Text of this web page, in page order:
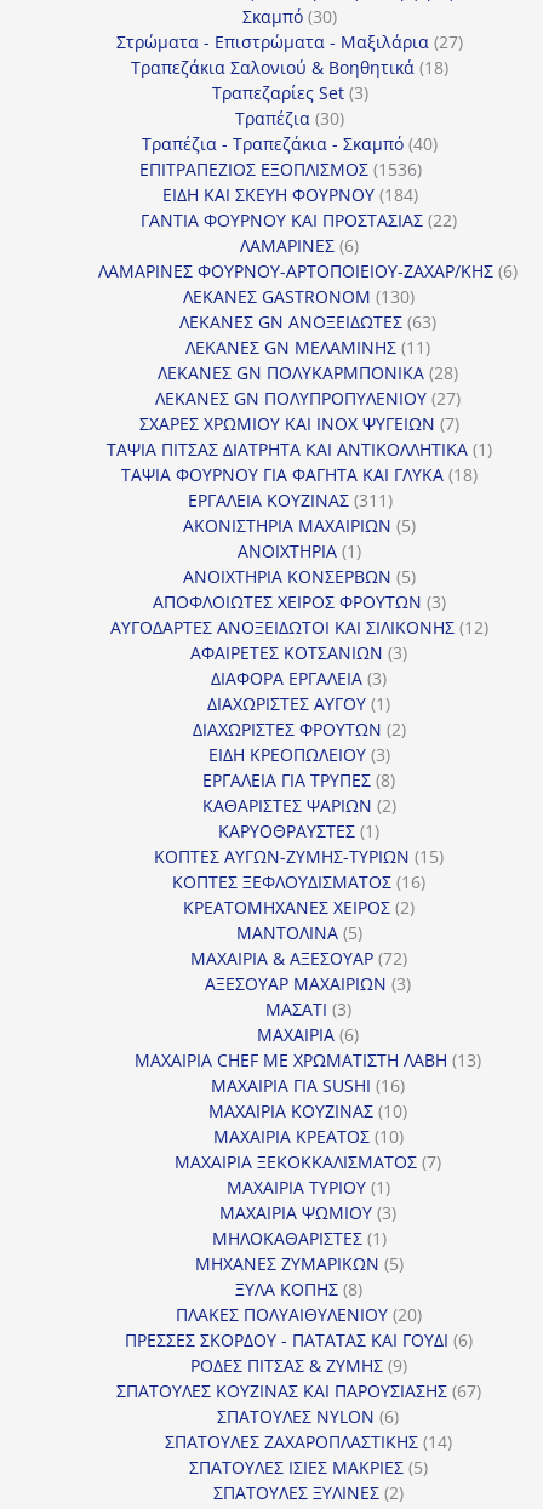
Σκαμπό 3030
προϊόντα
Στρώματα - Επιστρώματα - Μαξιλάρια 2727
Τραπεζάκια Σαλονιού & Βοηθητικά 1818
Τραπεζαρίες Set 33
Τραπέζια 3030
προϊόντα
Τραπέζια - Τραπεζάκια - Σκαμπό 4040
ΕΠΙΤΡΑΠΕΖΙΟΣ ΕΞΟΠΛΙΣΜΟΣ 15361536
προϊόντα
ΕΙΔΗ ΚΑΙ ΣΚΕΥΗ ΦΟΥΡΝΟΥ 184184
προϊόντα
ΓΑΝΤΙΑ ΦΟΥΡΝΟΥ ΚΑΙ ΠΡΟΣΤΑΣΙΑΣ 2222
ΛΑΜΑΡΙΝΕΣ 66
προϊόντα
ΛΑΜΑΡΙΝΕΣ ΦΟΥΡΝΟΥ-ΑΡΤΟΠΟΙΕΙΟΥ-ΖΑΧΑΡ/ΚΗΣ 66
ΛΕΚΑΝΕΣ GASTRONOM 130130
προϊόντα
ΛΕΚΑΝΕΣ GN ΑΝΟΞΕΙΔΩΤΕΣ 6363
ΛΕΚΑΝΕΣ GN ΜΕΛΑΜΙΝΗΣ 1111
προϊόντα
ΛΕΚΑΝΕΣ GN ΠΟΛΥΚΑΡΜΠΟΝΙΚΑ 2828
προϊόντα
ΛΕΚΑΝΕΣ GN ΠΟΛΥΠΡΟΠΥΛΕΝΙΟΥ 2727
προϊόντα
ΣΧΑΡΕΣ ΧΡΩΜΙΟΥ ΚΑΙ INOX ΨΥΓΕΙΩΝ 77
προϊόντα
ΤΑΨΙΑ ΠΙΤΣΑΣ ΔΙΑΤΡΗΤΑ ΚΑΙ ΑΝΤΙΚΟΛΛΗΤΙΚΑ 11
ΤΑΨΙΑ ΦΟΥΡΝΟΥ ΓΙΑ ΦΑΓΗΤΑ ΚΑΙ ΓΛΥΚΑ 1818
ΕΡΓΑΛΕΙΑ ΚΟΥΖΙΝΑΣ 311311
προϊόντα
ΑΚΟΝΙΣΤΗΡΙΑ ΜΑΧΑΙΡΙΩΝ 55
ΑΝΟΙΧΤΗΡΙΑ 11
προϊόν
ΑΝΟΙΧΤΗΡΙΑ ΚΟΝΣΕΡΒΩΝ 55
προϊόντα
ΑΠΟΦΛΟΙΩΤΕΣ ΧΕΙΡΟΣ ΦΡΟΥΤΩΝ 33
προϊόντα
ΑΥΓΟΔΑΡΤΕΣ ΑΝΟΞΕΙΔΩΤΟΙ ΚΑΙ ΣΙΛΙΚΟΝΗΣ 1212
ΑΦΑΙΡΕΤΕΣ ΚΟΤΣΑΝΙΩΝ 33
ΔΙΑΦΟΡΑ ΕΡΓΑΛΕΙΑ 33
προϊόντα
ΔΙΑΧΩΡΙΣΤΕΣ ΑΥΓΟΥ 11
προϊόν
ΔΙΑΧΩΡΙΣΤΕΣ ΦΡΟΥΤΩΝ 22
ΕΙΔΗ ΚΡΕΟΠΩΛΕΙΟΥ 33
προϊόντα
ΕΡΓΑΛΕΙΑ ΓΙΑ ΤΡΥΠΕΣ 88
προϊόντα
ΚΑΘΑΡΙΣΤΕΣ ΨΑΡΙΩΝ 22
ΚΑΡΥΟΘΡΑΥΣΤΕΣ 11
προϊόν
ΚΟΠΤΕΣ ΑΥΓΩΝ-ΖΥΜΗΣ-ΤΥΡΙΩΝ 1515
ΚΟΠΤΕΣ ΞΕΦΛΟΥΔΙΣΜΑΤΟΣ 1616
ΚΡΕΑΤΟΜΗΧΑΝΕΣ ΧΕΙΡΟΣ 22
ΜΑΝΤΟΛΙΝΑ 55
προϊόντα
ΜΑΧΑΙΡΙΑ & ΑΞΕΣΟΥΑΡ 7272
προϊόντα
ΑΞΕΣΟΥΑΡ ΜΑΧΑΙΡΙΩΝ 33
ΜΑΣΑΤΙ 33
προϊόντα
ΜΑΧΑΙΡΙΑ 66
προϊόντα
ΜΑΧΑΙΡΙΑ CHEF ΜΕ ΧΡΩΜΑΤΙΣΤΗ ΛΑΒΗ 1313
ΜΑΧΑΙΡΙΑ ΓΙΑ SUSHI 1616
προϊόντα
ΜΑΧΑΙΡΙΑ ΚΟΥΖΙΝΑΣ 1010
προϊόντα
ΜΑΧΑΙΡΙΑ ΚΡΕΑΤΟΣ 1010
προϊόντα
ΜΑΧΑΙΡΙΑ ΞΕΚΟΚΚΑΛΙΣΜΑΤΟΣ 77
ΜΑΧΑΙΡΙΑ ΤΥΡΙΟΥ 11
προϊόν
ΜΑΧΑΙΡΙΑ ΨΩΜΙΟΥ 33
ΜΗΛΟΚΑΘΑΡΙΣΤΕΣ 11
προϊόν
ΜΗΧΑΝΕΣ ΖΥΜΑΡΙΚΩΝ 55
ΞΥΛΑ ΚΟΠΗΣ 88
προϊόντα
ΠΛΑΚΕΣ ΠΟΛΥΑΙΘΥΛΕΝΙΟΥ 2020
προϊόντα
ΠΡΕΣΣΕΣ ΣΚΟΡΔΟΥ - ΠΑΤΑΤΑΣ ΚΑΙ ΓΟΥΔΙ 66
ΡΟΔΕΣ ΠΙΤΣΑΣ & ΖΥΜΗΣ 99
προϊόντα
ΣΠΑΤΟΥΛΕΣ ΚΟΥΖΙΝΑΣ ΚΑΙ ΠΑΡΟΥΣΙΑΣΗΣ 6767
ΣΠΑΤΟΥΛΕΣ NYLON 66
προϊόντα
ΣΠΑΤΟΥΛΕΣ ΖΑΧΑΡΟΠΛΑΣΤΙΚΗΣ 1414
ΣΠΑΤΟΥΛΕΣ ΙΣΙΕΣ ΜΑΚΡΙΕΣ 55
ΣΠΑΤΟΥΛΕΣ ΞΥΛΙΝΕΣ 22